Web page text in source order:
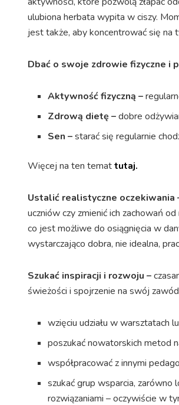
ulubiona herbata wypita w ciszy.
jest także, aby koncentrować się na
Dbać o swoje zdrowie fizyczne i
Aktywność fizyczną –
Zdrową dietę –dobre
Sen –starać się regularnie
Więcej na ten temattutaj.
Ustalić realistyczne oczekiwania
uczniów czy zmienić ich zachowań
co jest możliwe do osiągnięcia w
wystarczająco dobra, nie idealna,
Szukać inspiracji i rozwoju –
świeżości i spojrzenie na swój
wzięciu udziału w warsztatach
poszukać nowatorskich metod
współpracować z innymi
szukać grup wsparcia, zarówno
rozwiązaniami – oczywiście w